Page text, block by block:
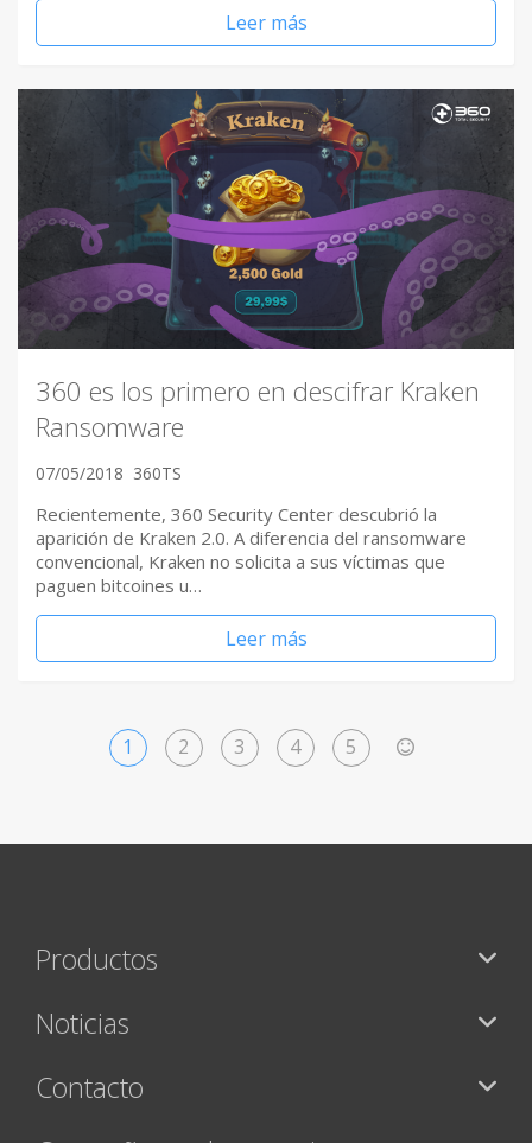
Leer más
360 es los primero en descifrar Kraken
Ransomware
07/05/2018 360TS
Recientemente, 360 Security Center descubrió la
aparición de Kraken 2.0. A diferencia del ransomware
convencional, Kraken no solicita a sus víctimas que
paguen bitcoines u…
Leer más
1 2 3 4 5
Productos
Noticias
Contacto